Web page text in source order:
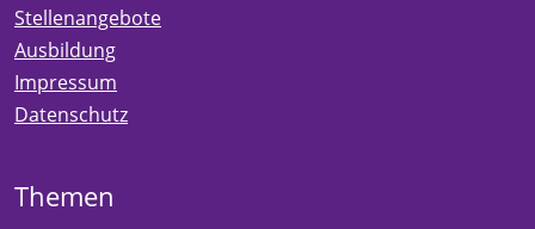
Stellenangebote
Ausbildung
Impressum
Datenschutz
Themen